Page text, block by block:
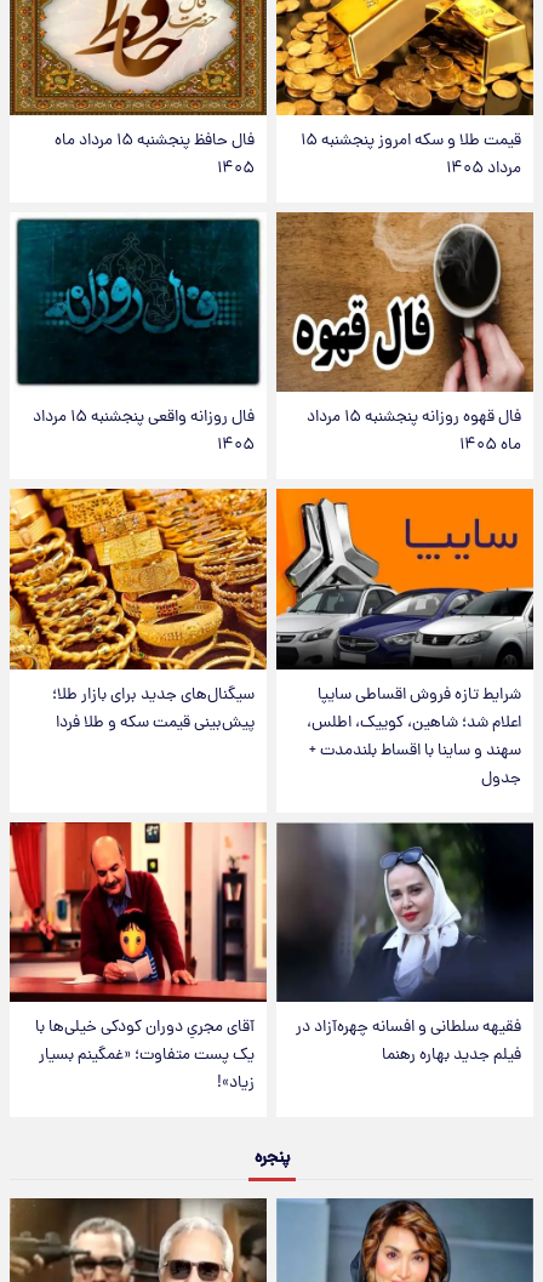
قیمت طلا و سکه امروز پنجشنبه ۱۵
مرداد ۱۴۰۵
فال حافظ پنجشنبه ۱۵ مرداد ماه
۱۴۰۵
فال قهوه روزانه پنجشنبه ۱۵ مرداد
ماه ۱۴۰۵
فال روزانه واقعی پنجشنبه ۱۵ مرداد
۱۴۰۵
شرایط تازه فروش اقساطی سایپا
اعلام شد؛ شاهین، کوییک، اطلس،
سهند و ساینا با اقساط بلندمدت +
جدول
سیگنال‌های جدید برای بازار طلا؛
پیش‌بینی قیمت سکه و طلا فردا
فقیهه سلطانی و افسانه چهره‌آزاد در
فیلم جدید بهاره رهنما
آقای مجریِ دوران کودکی خیلی‌ها با
یک پست متفاوت؛ «غمگینم بسیار
زیاد»!
پنجره